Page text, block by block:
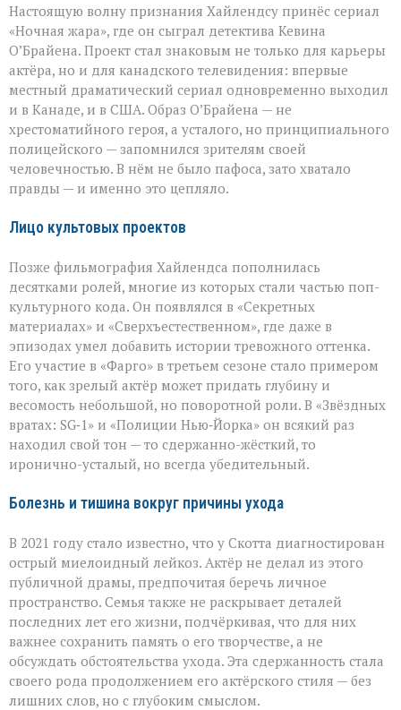
Настоящую волну признания Хайлендсу принёс сериал
«Ночная жара», где он сыграл детектива Кевина
О’Брайена. Проект стал знаковым не только для карьеры
актёра, но и для канадского телевидения: впервые
местный драматический сериал одновременно выходил
и в Канаде, и в США. Образ О’Брайена — не
хрестоматийного героя, а усталого, но принципиального
полицейского — запомнился зрителям своей
человечностью. В нём не было пафоса, зато хватало
правды — и именно это цепляло.
Лицо культовых проектов
Позже фильмография Хайлендса пополнилась
десятками ролей, многие из которых стали частью поп-
культурного кода. Он появлялся в «Секретных
материалах» и «Сверхъестественном», где даже в
эпизодах умел добавить истории тревожного оттенка.
Его участие в «Фарго» в третьем сезоне стало примером
того, как зрелый актёр может придать глубину и
весомость небольшой, но поворотной роли. В «Звёздных
вратах: SG‑1» и «Полиции Нью‑Йорка» он всякий раз
находил свой тон — то сдержанно-жёсткий, то
иронично-усталый, но всегда убедительный.
Болезнь и тишина вокруг причины ухода
В 2021 году стало известно, что у Скотта диагностирован
острый миелоидный лейкоз. Актёр не делал из этого
публичной драмы, предпочитая беречь личное
пространство. Семья также не раскрывает деталей
последних лет его жизни, подчёркивая, что для них
важнее сохранить память о его творчестве, а не
обсуждать обстоятельства ухода. Эта сдержанность стала
своего рода продолжением его актёрского стиля — без
лишних слов, но с глубоким смыслом.